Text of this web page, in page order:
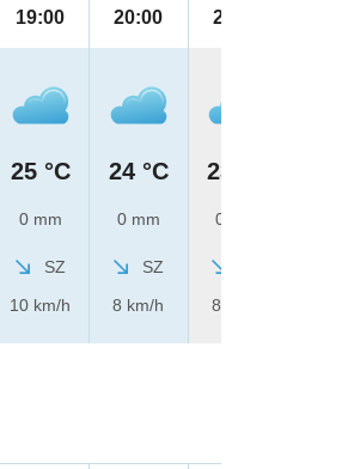
19:00
25 °C
0 mm
SZ
10 km/h
20:00
24 °C
0 mm
SZ
8 km/h
21:00
23 °C
0 mm
8 km/h